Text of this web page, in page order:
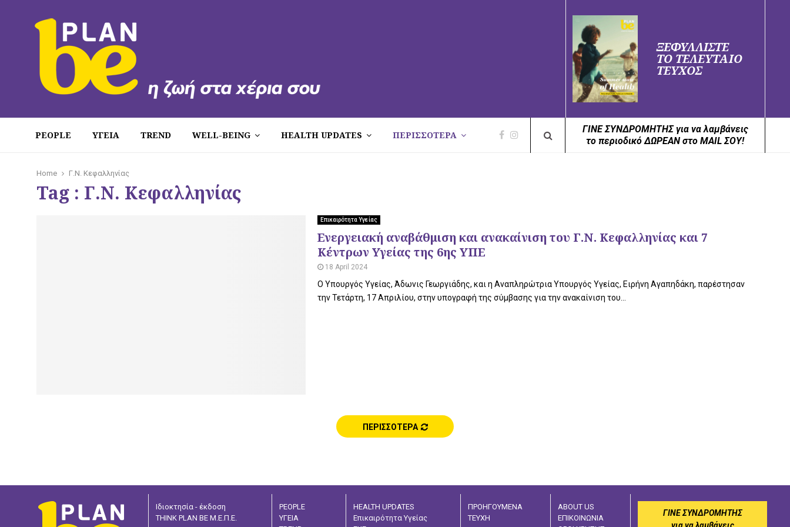
ΞΕΦΥΛΛΙΣΤΕ
ΤΟ ΤΕΛΕΥΤΑΙΟ
ΤΕΥΧΟΣ
PEOPLE ΥΓΕΙΑ TREND WELL-BEING HEALTH UPDATES ΠΕΡΙΣΣΟΤΕΡΑ
ΓΙΝΕ ΣΥΝΔΡΟΜΗΤΗΣ για να λαμβάνεις
το περιοδικό ΔΩΡΕΑΝ στο MAIL ΣΟΥ!
Home Γ.Ν. Κεφαλληνίας
Tag : Γ.Ν. Κεφαλληνίας
Επικαιρότητα Υγείας
Ενεργειακή αναβάθμιση και ανακαίνιση του Γ.Ν. Κεφαλληνίας και 7
Κέντρων Υγείας της 6ης ΥΠΕ
18 April 2024
Ο Υπουργός Υγείας, Άδωνις Γεωργιάδης, και η Αναπληρώτρια Υπουργός Υγείας, Ειρήνη Αγαπηδάκη, παρέστησαν
την Τετάρτη, 17 Απριλίου, στην υπογραφή της σύμβασης για την ανακαίνιση του...
ΠΕΡΙΣΣΟΤΕΡΑ
Ιδιοκτησία - έκδοση
THINK PLAN BE Μ.Ε.Π.Ε.
PEOPLE
ΥΓΕΙΑ
HEALTH UPDATES
Επικαιρότητα Υγείας
ΠΡΟΗΓΟΥΜΕΝΑ
ΤΕΥΧΗ
ABOUT US
ΕΠΙΚΟΙΝΩΝΙΑ
ΓΙΝΕ ΣΥΝΔΡΟΜΗΤΗΣ